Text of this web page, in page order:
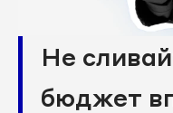
Не
бюджет